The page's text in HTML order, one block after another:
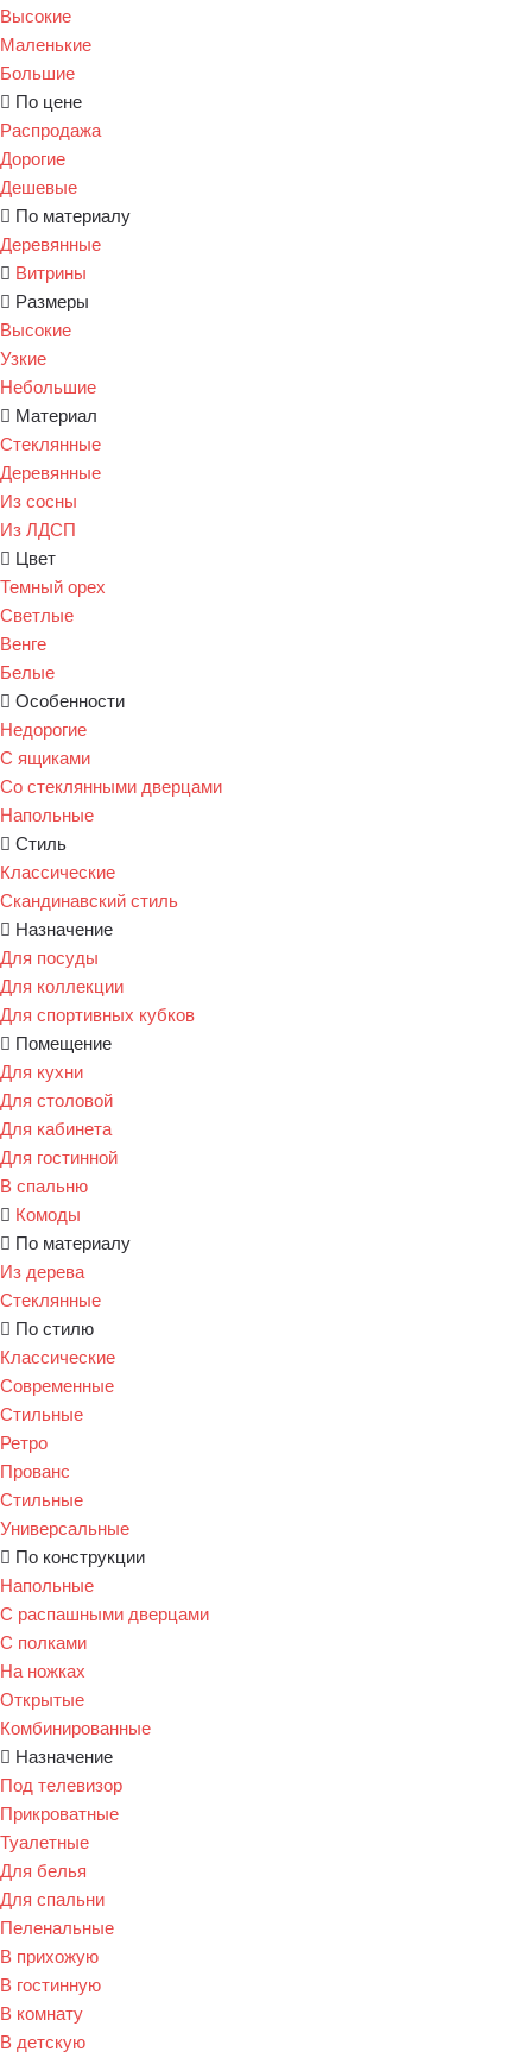
Высокие
Маленькие
Большие
По цене
Распродажа
Дорогие
Дешевые
По материалу
Деревянные
Витрины
Размеры
Высокие
Узкие
Небольшие
Материал
Стеклянные
Деревянные
Из сосны
Из ЛДСП
Цвет
Темный орех
Светлые
Венге
Белые
Особенности
Недорогие
С ящиками
Со стеклянными дверцами
Напольные
Стиль
Классические
Скандинавский стиль
Назначение
Для посуды
Для коллекции
Для спортивных кубков
Помещение
Для кухни
Для столовой
Для кабинета
Для гостинной
В спальню
Комоды
По материалу
Из дерева
Стеклянные
По стилю
Классические
Современные
Стильные
Ретро
Прованс
Стильные
Универсальные
По конструкции
Напольные
С распашными дверцами
С полками
На ножках
Открытые
Комбинированные
Назначение
Под телевизор
Прикроватные
Туалетные
Для белья
Для спальни
Пеленальные
В прихожую
В гостинную
В комнату
В детскую